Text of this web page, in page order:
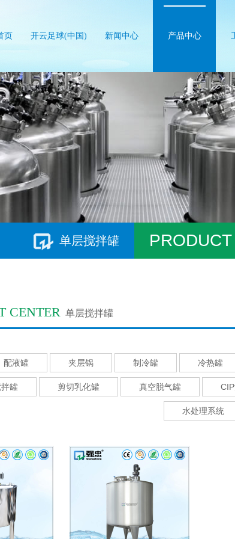
页 开云足球(中国) 新闻中心 产品中心
单层搅拌罐
CENTER 单层搅拌罐
配液罐 夹层锅 制冷罐 冷热罐
罐 剪切乳化罐 真空脱气罐
水处理系统